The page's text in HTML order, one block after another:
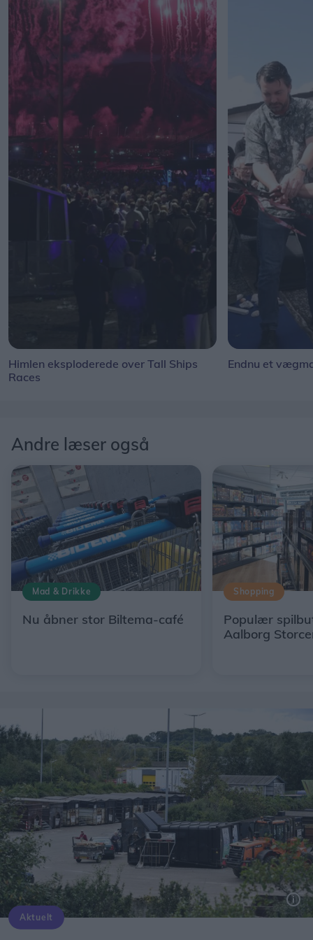
Himlen eksploderede over Tall Ships
Races
Endnu et
Andre læser også
Mad & Drikke
Nu åbner stor Biltema-café
Shopping
Populær
Aalborg
Aktuelt